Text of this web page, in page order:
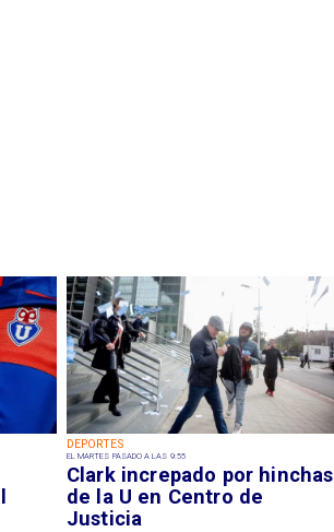
DEPORTES
EL MARTES PASADO A LAS 9:55
Clark increpado por hinchas
de la U en Centro de
Justicia